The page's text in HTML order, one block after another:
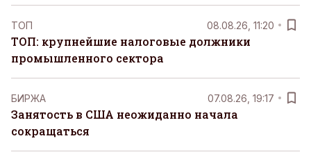
ТОП 08.08.26, 11:20
ТОП: крупнейшие налоговые должники
промышленного сектора
БИРЖА 07.08.26, 19:17
Занятость в США неожиданно начала
сокращаться